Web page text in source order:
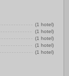
(1 hotel)
(1 hotel)
(1 hotel)
(1 hotel)
(1 hotel)